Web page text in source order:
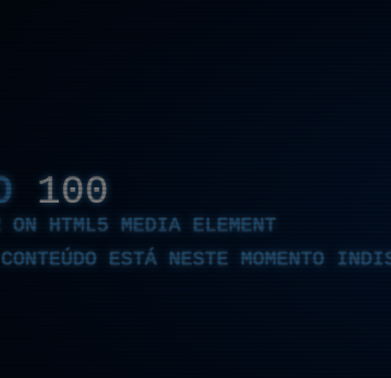
100
ON HTML5 MEDIA ELEMENT
ESTÁ NESTE MOMENTO